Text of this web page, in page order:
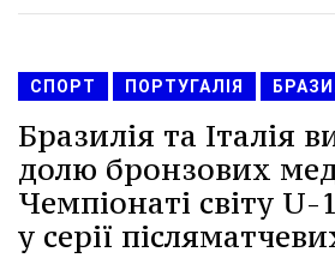
СПОРТ ПОРТУГАЛІЯ
Бразилія та Італія
долю бронзових
Чемпіонаті світу U-
у серії